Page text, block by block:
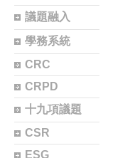
議題融入
學務系統
CRC
CRPD
十九項議題
CSR
ESG